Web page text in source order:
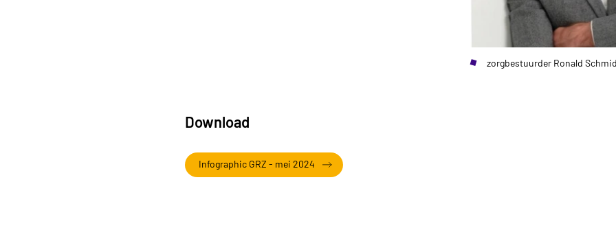
zorgbestuurder Ronald
Download
Infographic GRZ - mei 2024